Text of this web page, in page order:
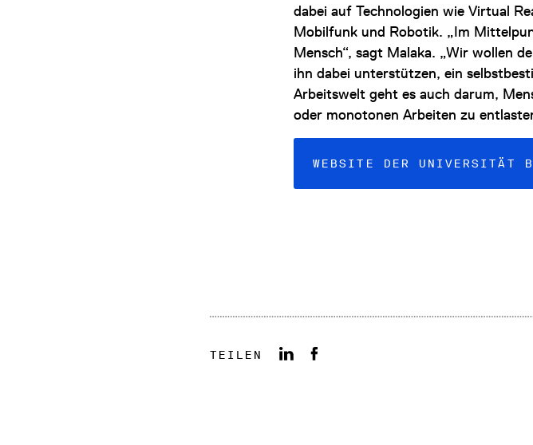
dabei auf Technologien wie Virtual
Mobilfunk und Robotik. „Im
Mensch“, sagt Malaka. „Wir wollen
ihn dabei unterstützen, ein
Arbeitswelt geht es auch darum,
oder monotonen Arbeiten zu
WEBSITE DER UNIVERSITÄT
TEILEN